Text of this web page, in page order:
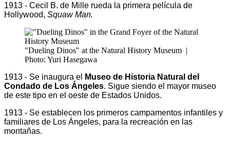
1913 - Cecil B. de Mille rueda la primera película de
Hollywood, Squaw Man.
"Dueling Dinos" at the Natural History Museum |
Photo: Yuri Hasegawa
1913 - Se inaugura el
Museo de Historia Natural del
Condado de Los Ángeles. Sigue siendo el mayor museo
de este tipo en el oeste de Estados Unidos.
1913 - Se establecen los primeros campamentos infantiles y
familiares de Los Ángeles, para la recreación en las
montañas.